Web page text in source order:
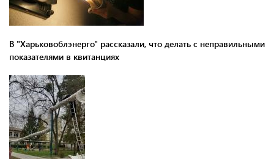
В "Харьковоблэнерго" рассказали, что делать с неправильными
показателями в квитанциях